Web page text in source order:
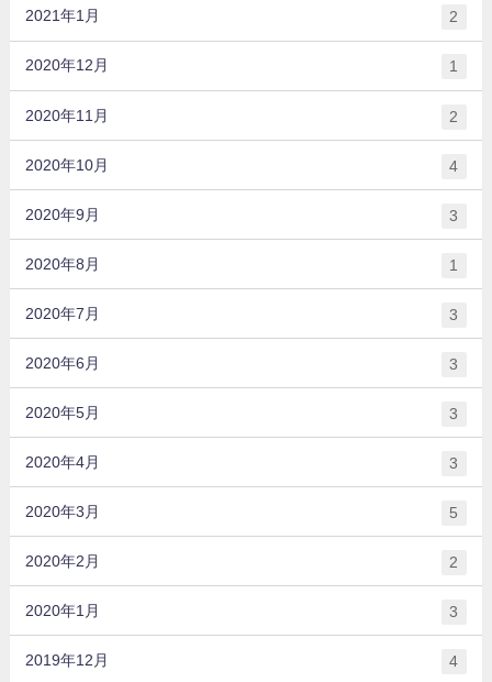
2021年1月 2
2020年12月 1
2020年11月 2
2020年10月 4
2020年9月 3
2020年8月 1
2020年7月 3
2020年6月 3
2020年5月 3
2020年4月 3
2020年3月 5
2020年2月 2
2020年1月 3
2019年12月 4